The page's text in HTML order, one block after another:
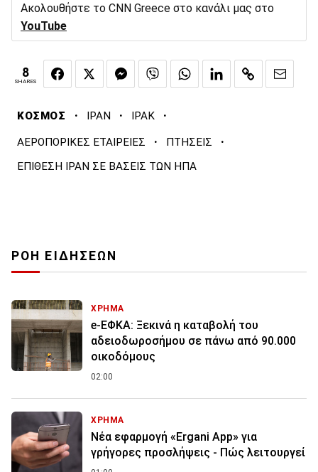
Ακολουθήστε το CNN Greece στο κανάλι μας στο
YouTube
8
SHARES
ΚΟΣΜΟΣ · ΙΡΑΝ · ΙΡΑΚ ·
ΑΕΡΟΠΟΡΙΚΕΣ ΕΤΑΙΡΕΙΕΣ · ΠΤΗΣΕΙΣ ·
ΕΠΙΘΕΣΗ ΙΡΑΝ ΣΕ ΒΑΣΕΙΣ ΤΩΝ ΗΠΑ
ΡΟΗ ΕΙΔΗΣΕΩΝ
ΧΡΗΜΑ
e-ΕΦΚΑ: Ξεκινά η καταβολή του
αδειοδωροσήμου σε πάνω από 90.000
οικοδόμους
02:00
ΧΡΗΜΑ
Νέα εφαρμογή «Ergani App» για
γρήγορες προσλήψεις - Πώς λειτουργεί